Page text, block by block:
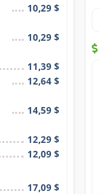
10,29 $
10,29 $
11,39 $
12,64 $
14,59 $
12,29 $
12,09 $
17,09 $